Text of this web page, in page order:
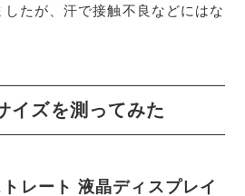
たが、汗で接触不良などにはな
イズを測ってみた
レート 液晶ディスプレイ